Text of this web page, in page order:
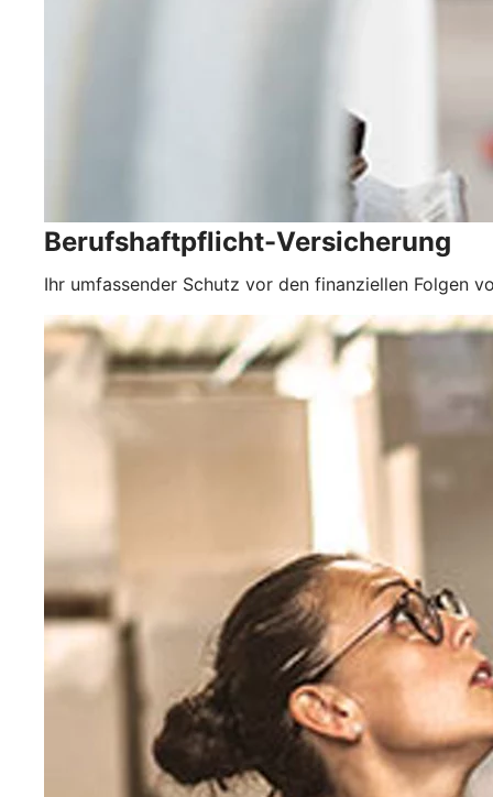
Berufshaftpflicht-Versicherung
Ihr umfassender Schutz vor den finanziellen Folgen